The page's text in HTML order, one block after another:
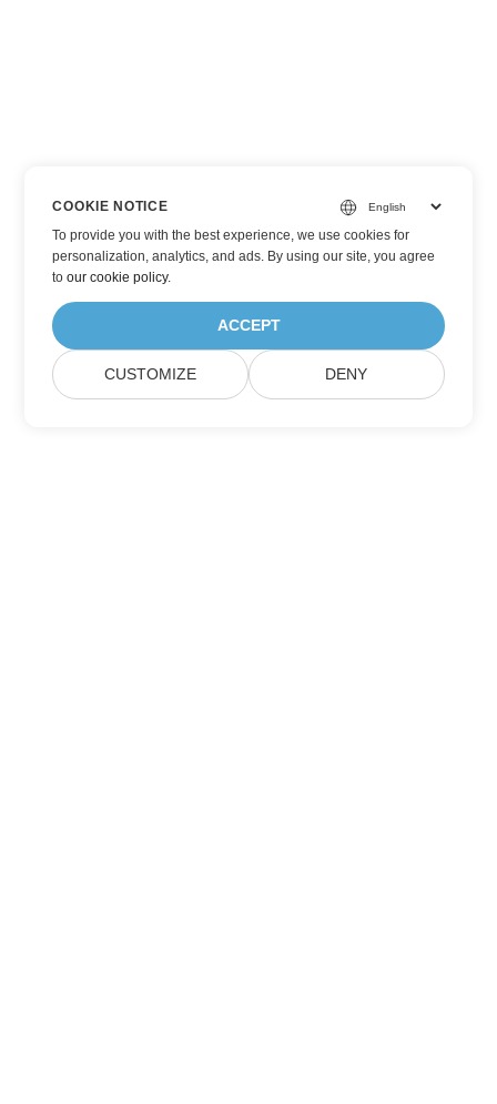
COOKIE NOTICE
To provide you with the best experience, we use cookies for
personalization, analytics, and ads. By using our site, you agree
toour cookie policy.
ACCEPT
CUSTOMIZE DENY